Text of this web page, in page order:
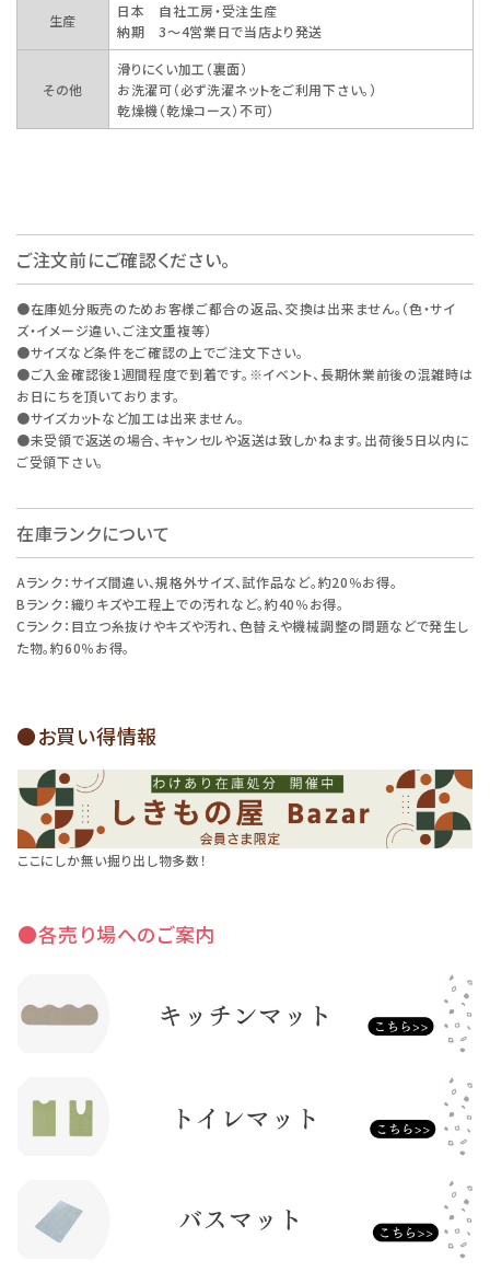
生産
日本 自社工房・受注生産
納期 3～4営業日で当店より発送
その他
滑りにくい加工（裏面）
お洗濯可（必ず洗濯ネットをご利用下さい。）
乾燥機（乾燥コース）不可）
ご注文前にご確認ください。
●在庫処分販売のためお客様ご都合の返品、交換は出来ません。（色・サイ
ズ・イメージ違い、ご注文重複等）
●サイズなど条件をご確認の上でご注文下さい。
●ご入金確認後1週間程度で到着です。※イベント、長期休業前後の混雑時は
お日にちを頂いております。
●サイズカットなど加工は出来ません。
●未受領で返送の場合、キャンセルや返送は致しかねます。出荷後5日以内に
ご受領下さい。
在庫ランクについて
Aランク：サイズ間違い、規格外サイズ、試作品など。約20％お得。
Bランク：織りキズや工程上での汚れなど。約40％お得。
Cランク：目立つ糸抜けやキズや汚れ、色替えや機械調整の問題などで発生し
た物。約60％お得。
●お買い得情報
ここにしか無い掘り出し物多数！
●各売り場へのご案内